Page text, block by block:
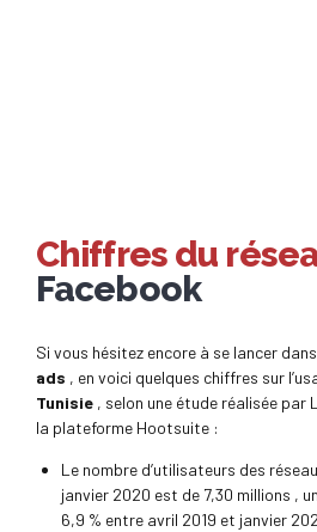
Chiffres du
Facebook
Si vous hésitez encore à se lancer
ads , en voici quelques chiffres sur
Tunisie , selon une étude réalisée par
la plateforme Hootsuite :
Le nombre d’utilisateurs des
janvier 2020 est de 7,30 millions ,
6,9 % entre avril 2019 et janvier